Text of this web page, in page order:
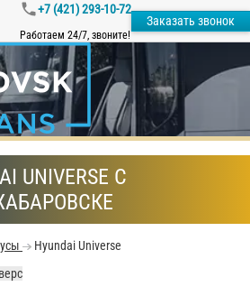
+7 (421) 293-10-72
Работаем 24/7, звоните!
Заказать звонок
UNIVERSE С
Hyundai Universe